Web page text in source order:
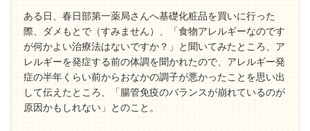
ある日、春日部第一薬局さんへ基礎化粧品を買いに行った
際、ダメもとで（すみません）、「食物アレルギーなのです
が何かよい治療法はないですか？」と聞いてみたところ、ア
レルギーを発症する前の体調を聞かれたので、アレルギー発
症の半年くらい前からおなかの調子が悪かったことを思い出
して伝えたところ、「腸管免疫のバランスが崩れているのが
原因かもしれない」とのこと。